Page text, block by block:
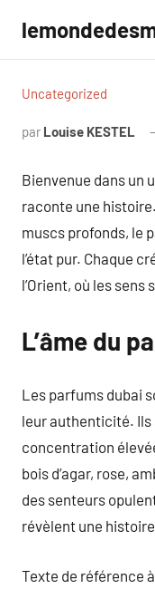
contenu
Uncategorized
par Louise KESTEL
Bienvenue dans un
raconte une
muscs profonds, le
l’état pur. Chaque
l’Orient, où les sens
L’âme du
Les parfums dubai
leur authenticité. Ils
concentration
bois d’agar, rose,
des senteurs
révèlent une
Texte de référence